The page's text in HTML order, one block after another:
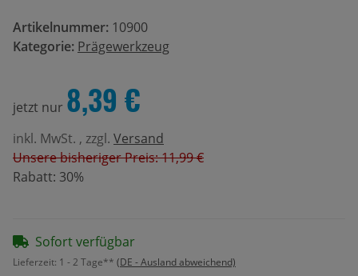
Artikelnummer: 10900
Kategorie: Prägewerkzeug
jetzt nur 8,39 €
inkl. MwSt. , zzgl. Versand
Unsere bisheriger Preis: 11,99 €
Rabatt: 30%
Sofort verfügbar
Lieferzeit: 1 - 2 Tage** (DE - Ausland abweichend)